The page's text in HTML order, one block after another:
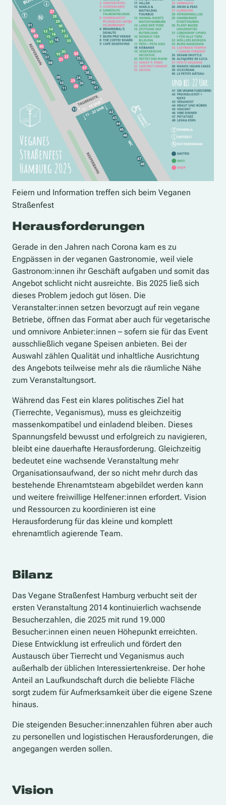
Feiern und Information treffen sich beim Veganen
Straßenfest
Herausforderungen
Gerade in den Jahren nach Corona kam es zu
Engpässen in der veganen Gastronomie, weil viele
Gastronom:innen ihr Geschäft aufgaben und somit das
Angebot schlicht nicht ausreichte. Bis 2025 ließ sich
dieses Problem jedoch gut lösen. Die
Veranstalter:innen setzen bevorzugt auf rein vegane
Betriebe, öffnen das Format aber auch für vegetarische
und omnivore Anbieter:innen – sofern sie für das Event
ausschließlich vegane Speisen anbieten. Bei der
Auswahl zählen Qualität und inhaltliche Ausrichtung
des Angebots teilweise mehr als die räumliche Nähe
zum Veranstaltungsort.
Während das Fest ein klares politisches Ziel hat
(Tierrechte, Veganismus), muss es gleichzeitig
massenkompatibel und einladend bleiben. Dieses
Spannungsfeld bewusst und erfolgreich zu navigieren,
bleibt eine dauerhafte Herausforderung. Gleichzeitig
bedeutet eine wachsende Veranstaltung mehr
Organisationsaufwand, der so nicht mehr durch das
bestehende Ehrenamtsteam abgebildet werden kann
und weitere freiwillige Helfener:innen erfordert. Vision
und Ressourcen zu koordinieren ist eine
Herausforderung für das kleine und komplett
ehrenamtlich agierende Team.
Bilanz
Das Vegane Straßenfest Hamburg verbucht seit der
ersten Veranstaltung 2014 kontinuierlich wachsende
Besucherzahlen, die 2025 mit rund 19.000
Besucher:innen einen neuen Höhepunkt erreichten.
Diese Entwicklung ist erfreulich und fördert den
Austausch über Tierrecht und Veganismus auch
außerhalb der üblichen Interessiertenkreise. Der hohe
Anteil an Laufkundschaft durch die beliebte Fläche
sorgt zudem für Aufmerksamkeit über die eigene Szene
hinaus.
Die steigenden Besucher:innenzahlen führen aber auch
zu personellen und logistischen Herausforderungen, die
angegangen werden sollen.
Vision